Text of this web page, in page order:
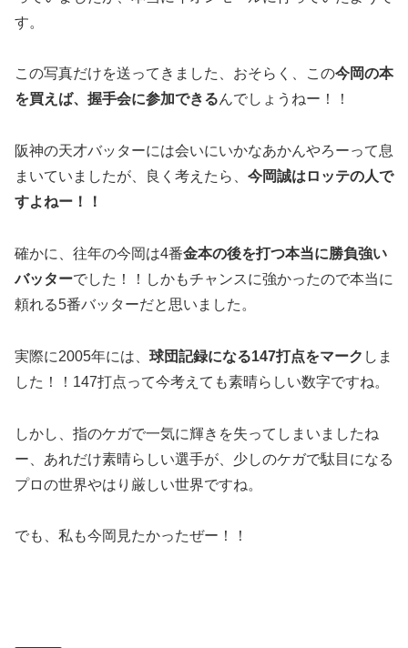
す。
この写真だけを送ってきました、おそらく、この今岡の本
を買えば、握手会に参加できるんでしょうねー！！
阪神の天才バッターには会いにいかなあかんやろーって息
まいていましたが、良く考えたら、 今岡誠はロッテの人で
すよねー！！
確かに、往年の今岡は4番金本の後を打つ本当に勝負強い
バッターでした！！しかもチャンスに強かったので本当に
頼れる5番バッターだと思いました。
実際に2005年には、 球団記録になる147打点をマーク しま
した！！147打点って今考えても素晴らしい数字ですね。
しかし、指のケガで一気に輝きを失ってしまいましたね
ー、あれだけ素晴らしい選手が、少しのケガで駄目になる
プロの世界やはり厳しい世界ですね。
でも、私も今岡見たかったぜー！！